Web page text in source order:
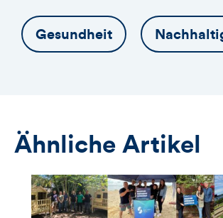
Gesundheit
Ähnliche Artikel